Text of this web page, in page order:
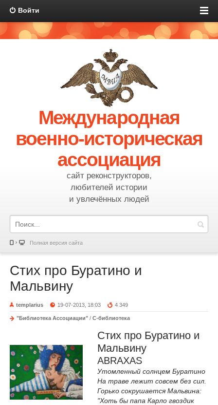
Войти
Международная
военно-историческая
ассоциация
сайт реконструкторов,
любителей истории
и увлечённых людей
Полная версия сайта
Стих про Буратино и
Мальвину
templarius 19-07-2013, 18:03 4 349
"Библиотека Ассоциации" / С-библиотека
Стих про Буратино и
Мальвину
ABRAXAS
Утомленный солнцем Буратино
На траве лежит совсем без сил.
Горько сокрушается Мальвина:
"Хоть бы папа Карло гвоздик